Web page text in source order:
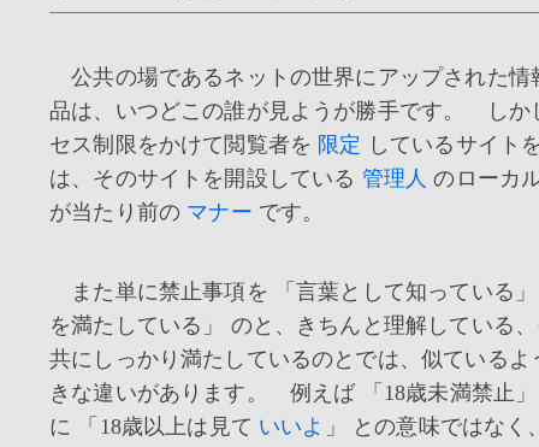
公共の場であるネットの世界にアップされた情
品は、いつどこの誰が見ようが勝手です。 しか
セス制限をかけて閲覧者を 限定 しているサイト
は、そのサイトを開設している 管理人 のローカ
が当たり前の マナー です。
また単に禁止事項を 「言葉として知っている
を満たしている」 のと、きちんと理解している
共にしっかり満たしているのとでは、似ているよ
きな違いがあります。 例えば 「18歳未満禁止
に 「18歳以上は見て いいよ 」 との意味ではなく